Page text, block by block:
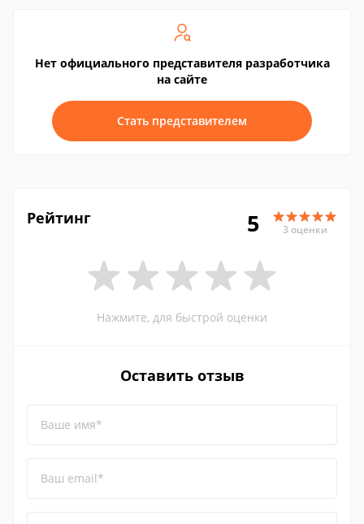
Нет официального представителя разработчика
на сайте
Стать представителем
Рейтинг 5 3 оценки
Нажмите, для быстрой оценки
Оставить отзыв
Ваше имя*
Ваш email*